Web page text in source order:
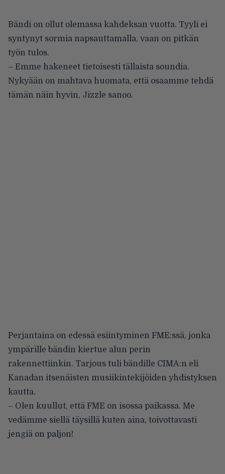
Bändi on ollut olemassa kahdeksan vuotta. Tyyli ei
syntynyt sormia napsauttamalla, vaan on pitkän
työn tulos.
– Emme hakeneet tietoisesti tällaista soundia.
Nykyään on mahtava huomata, että osaamme tehdä
tämän näin hyvin, Jizzle sanoo.
Perjantaina on edessä esiintyminen FME:ssä, jonka
ympärille bändin kiertue alun perin
rakennettiinkin. Tarjous tuli bändille CIMA:n eli
Kanadan itsenäisten musiikintekijöiden yhdistyksen
kautta.
– Olen kuullut, että FME on isossa paikassa. Me
vedämme siellä täysillä kuten aina, toivottavasti
jengiä on paljon!